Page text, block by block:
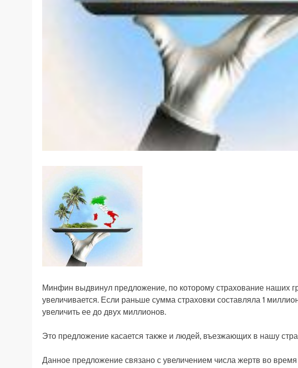
Минфин выдвинул предложение, по которому страхование наших
увеличивается. Если раньше сумма страховки составляла 1
увеличить ее до двух миллионов.
Это предложение касается также и людей, въезжающих в нашу
Данное предложение связано с увеличением числа жертв во